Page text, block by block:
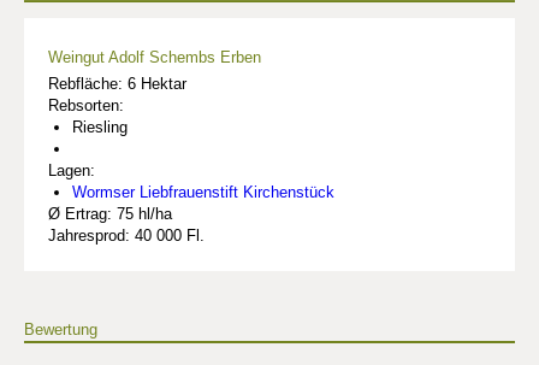
Weingut Adolf Schembs Erben
Rebfläche: 6 Hektar
Rebsorten:
Riesling
Lagen:
Wormser Liebfrauenstift Kirchenstück
Ø Ertrag: 75 hl/ha
Jahresprod: 40 000 Fl.
Bewertung